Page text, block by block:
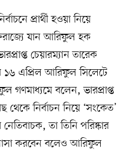
প্রার্থী হওয়া নিয়ে
যান আরিফুল হক
চেয়ারম্যান তারেক
১৬ এপ্রিল আরিফুল সিলেটে
গণমাধ্যমে বলেন, ভারপ্রাপ্ত
থেকে নির্বাচন নিয়ে ‘সংকেত’
তা তিনি পরিষ্কার
করবেন বলেও আরিফুল